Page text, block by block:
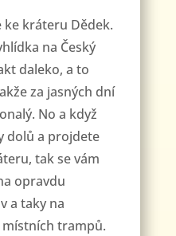
ke kráteru Dědek.
na Český
daleko, a to
za jasných dní
No a když
dolů a projdete
tak se vám
opravdu
a taky na
trampů.